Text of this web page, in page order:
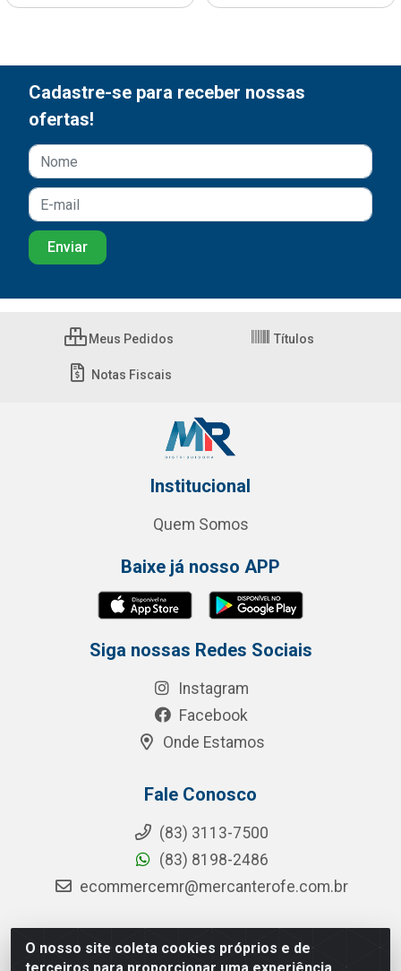
O nosso site coleta cookies próprios e de
Cadastre-se para receber nossas
ofertas!
Meus Pedidos Títulos
Notas Fiscais
Institucional
Quem Somos
Baixe já nosso APP
Siga nossas Redes Sociais
Instagram
Facebook
Onde Estamos
Fale Conosco
(83) 3113-7500
(83) 8198-2486
ecommercemr@mercanterofe.com.br
MR Distribuidora - Rua Hortêncio Ribeiro de Luna, 3777 -